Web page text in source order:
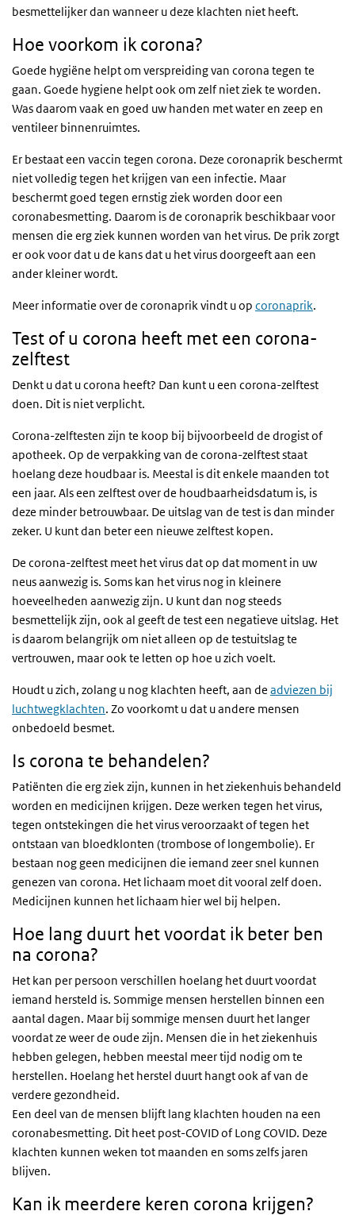
besmettelijker dan wanneer u deze klachten niet heeft.
Hoe voorkom ik corona?
Goede hygiëne helpt om verspreiding van corona tegen te
gaan. Goede hygiene helpt ook om zelf niet ziek te worden.
Was daarom vaak en goed uw handen met water en zeep en
ventileer binnenruimtes.
Er bestaat een vaccin tegen corona. Deze coronaprik beschermt
niet volledig tegen het krijgen van een infectie. Maar
beschermt goed tegen ernstig ziek worden door een
coronabesmetting. Daarom is de coronaprik beschikbaar voor
mensen die erg ziek kunnen worden van het virus. De prik zorgt
er ook voor dat u de kans dat u het virus doorgeeft aan een
ander kleiner wordt.
Meer informatie over de coronaprik vindt u op coronaprik.
Test of u corona heeft met een corona-
zelftest
Denkt u dat u corona heeft? Dan kunt u een corona-zelftest
doen. Dit is niet verplicht.
Corona-zelftesten zijn te koop bij bijvoorbeeld de drogist of
apotheek. Op de verpakking van de corona-zelftest staat
hoelang deze houdbaar is. Meestal is dit enkele maanden tot
een jaar. Als een zelftest over de houdbaarheidsdatum is, is
deze minder betrouwbaar. De uitslag van de test is dan minder
zeker. U kunt dan beter een nieuwe zelftest kopen.
De corona-zelftest meet het virus dat op dat moment in uw
neus aanwezig is. Soms kan het virus nog in kleinere
hoeveelheden aanwezig zijn. U kunt dan nog steeds
besmettelijk zijn, ook al geeft de test een negatieve uitslag. Het
is daarom belangrijk om niet alleen op de testuitslag te
vertrouwen, maar ook te letten op hoe u zich voelt.
Houdt u zich, zolang u nog klachten heeft, aan de adviezen bij
luchtwegklachten. Zo voorkomt u dat u andere mensen
onbedoeld besmet.
Is corona te behandelen?
Patiënten die erg ziek zijn, kunnen in het ziekenhuis behandeld
worden en medicijnen krijgen. Deze werken tegen het virus,
tegen ontstekingen die het virus veroorzaakt of tegen het
ontstaan van bloedklonten (trombose of longembolie). Er
bestaan nog geen medicijnen die iemand zeer snel kunnen
genezen van corona. Het lichaam moet dit vooral zelf doen.
Medicijnen kunnen het lichaam hier wel bij helpen.
Hoe lang duurt het voordat ik beter ben
na corona?
Het kan per persoon verschillen hoelang het duurt voordat
iemand hersteld is. Sommige mensen herstellen binnen een
aantal dagen. Maar bij sommige mensen duurt het langer
voordat ze weer de oude zijn. Mensen die in het ziekenhuis
hebben gelegen, hebben meestal meer tijd nodig om te
herstellen. Hoelang het herstel duurt hangt ook af van de
verdere gezondheid.
Een deel van de mensen blijft lang klachten houden na een
coronabesmetting. Dit heet post-COVID of Long COVID. Deze
klachten kunnen weken tot maanden en soms zelfs jaren
blijven.
Kan ik meerdere keren corona krijgen?